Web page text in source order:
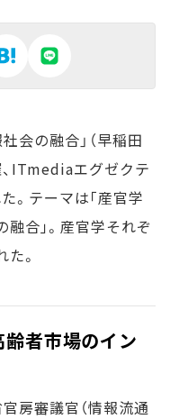
会の融合」（早稲田
ITmediaエグゼクテ
。テーマは｢産官学
合｣。産官学それぞ
。
者市場のイン
房審議官（情報流通